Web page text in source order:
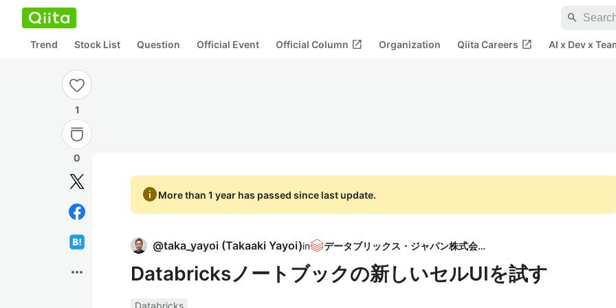
search
Trend Stock List Question Official Event Official Column open_in_new Organization Qiita Careers open_in_new AI x Dev x
1
0
more_horiz
infoMore than 1 year has passed since last update.
@taka_yayoi (Takaaki Yayoi)in データブリックス・ジャパン株式会社
Databricksノートブックの新しいセルUIを試す
Databricks